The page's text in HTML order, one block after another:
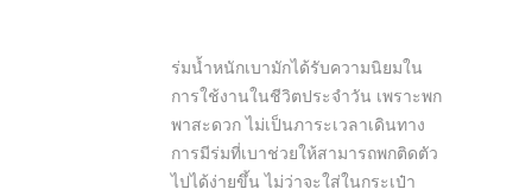
ร่มน้ำหนักเบามักได้รับความนิยมใน
การใช้งานในชีวิตประจำวัน เพราะพก
พาสะดวก ไม่เป็นภาระเวลาเดินทาง
การมีร่มที่เบาช่วยให้สามารถพกติดตัว
ไปได้ง่ายขึ้น ไม่ว่าจะใส่ในกระเป๋า